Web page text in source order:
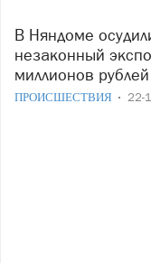
В Няндоме осудили предпринимателя за
незаконный
миллионов рублей
ПРОИСШЕСТВИЯ 22-